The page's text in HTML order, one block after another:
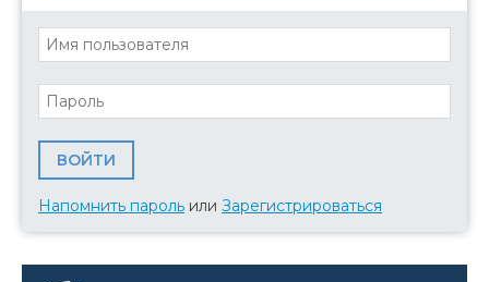
Напомнить пароль или Зарегистрироваться